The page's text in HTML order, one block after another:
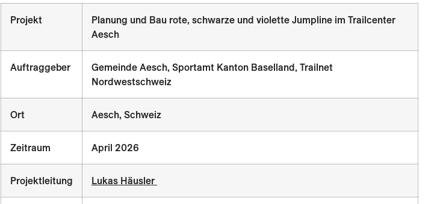
Projekt
Planung und Bau rote, schwarze und violette Jumpline im Trailcenter
Aesch
Auftraggeber
Gemeinde Aesch, Sportamt Kanton Baselland, Trailnet
Nordwestschweiz
Ort Aesch, Schweiz
Zeitraum April 2026
Projektleitung Lukas Häusler